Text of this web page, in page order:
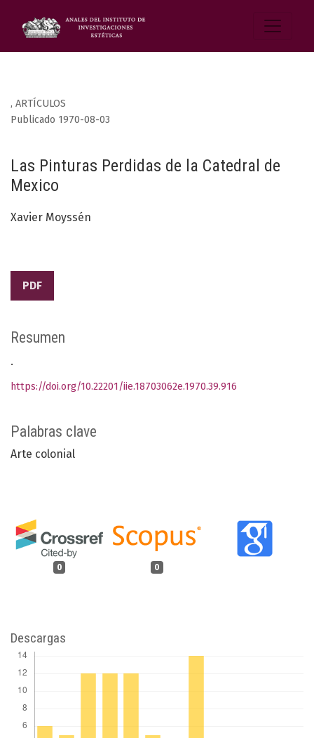
, ARTÍCULOS
Las Pinturas Perdidas de la Catedral de
Mexico
Publicado 1970-08-03
Xavier Moyssén
PDF
Palabras clave
Arte colonial
0 0
Resumen
.
https://doi.org/10.22201/iie.18703062e.1970.39.916
Descargas